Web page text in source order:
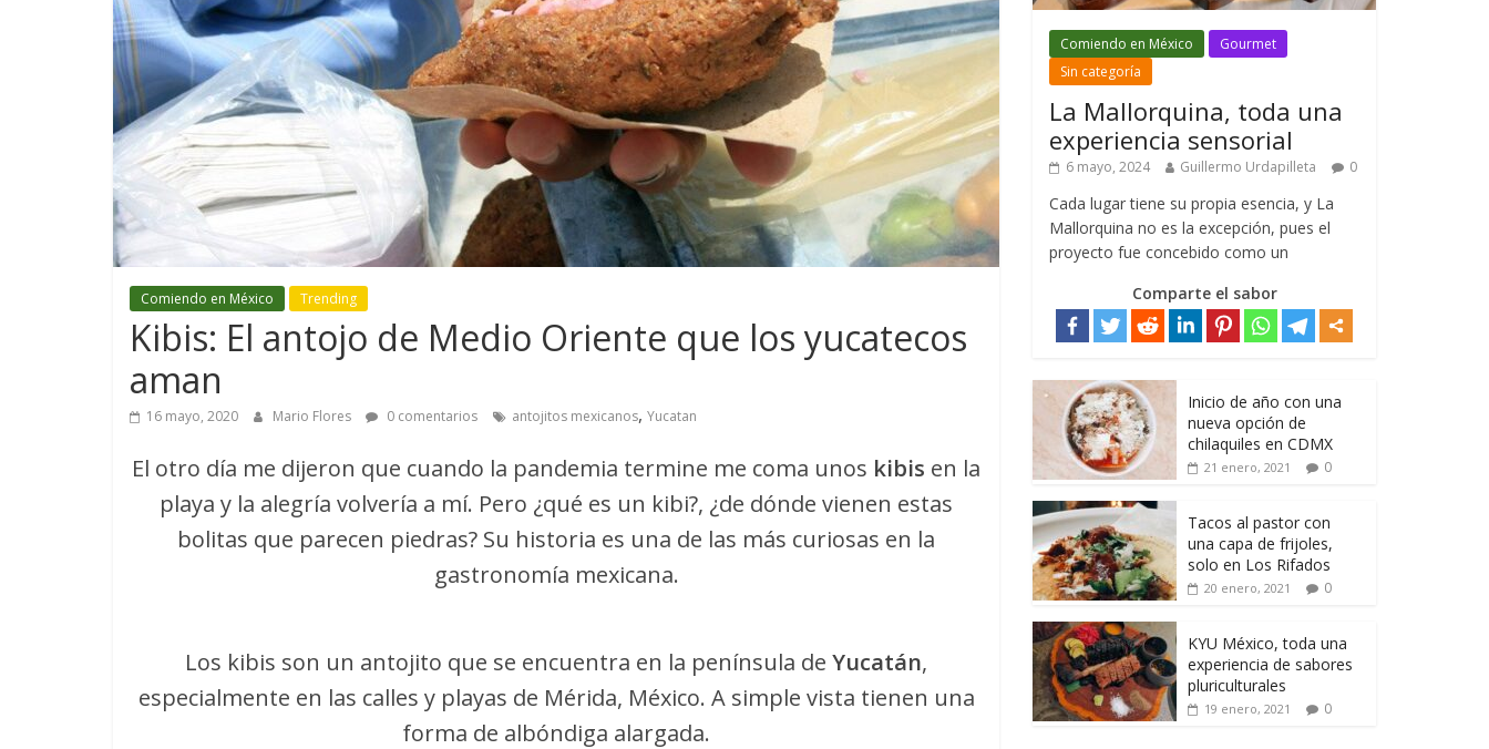
Comiendo en México Trending
Kibis: El antojo de Medio Oriente que los yucatecos
aman
16 mayo, 2020 Mario Flores 0 comentarios antojitos mexicanos, Yucatan
El otro día me dijeron que cuando la pandemia termine me coma unos kibis en la
playa y la alegría volvería a mí. Pero ¿qué es un kibi?, ¿de dónde vienen estas
bolitas que parecen piedras? Su historia es una de las más curiosas en la
gastronomía mexicana.
Los kibis son un antojito que se encuentra en la península de Yucatán,
especialmente en las calles y playas de Mérida, México. A simple vista tienen una
forma de albóndiga alargada.
Comiendo en México
Gourmet
Sin categoría
La Mallorquina, toda una
experiencia sensorial
6 mayo, 2024 Guillermo Urdapilleta 0
Cada lugar tiene su propia esencia, y La
Mallorquina no es la excepción, pues el
proyecto fue concebido como un
Comparte el sabor
Inicio de año con una
nueva opción de
chilaquiles en CDMX
21 enero, 2021 0
Tacos al pastor con
una capa de frijoles,
solo en Los Rifados
20 enero, 2021 0
KYU México, toda una
experiencia de sabores
pluriculturales
19 enero, 2021 0